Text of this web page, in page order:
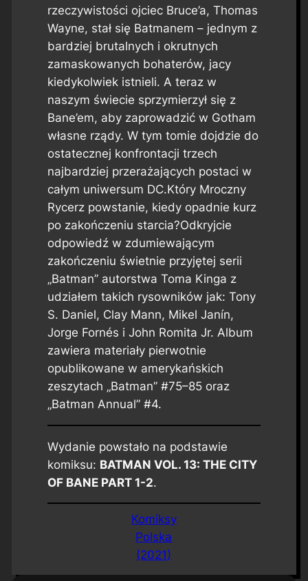
rzeczywistości ojciec Bruce’a, Thomas
Wayne, stał się Batmanem – jednym z
bardziej brutalnych i okrutnych
zamaskowanych bohaterów, jacy
kiedykolwiek istnieli. A teraz w
naszym świecie sprzymierzył się z
Bane’em, aby zaprowadzić w Gotham
własne rządy. W tym tomie dojdzie do
ostatecznej konfrontacji trzech
najbardziej przerażających postaci w
całym uniwersum DC.Który Mroczny
Rycerz powstanie, kiedy opadnie kurz
po zakończeniu starcia?Odkryjcie
odpowiedź w zdumiewającym
zakończeniu świetnie przyjętej serii
„Batman” autorstwa Toma Kinga z
udziałem takich rysowników jak: Tony
S. Daniel, Clay Mann, Mikel Janín,
Jorge Fornés i John Romita Jr. Album
zawiera materiały pierwotnie
opublikowane w amerykańskich
zeszytach „Batman” #75–85 oraz
„Batman Annual” #4.
Wydanie powstało na podstawie
komiksu: BATMAN VOL. 13: THE CITY
OF BANE PART 1-2.
Komiksy
Polska
(2021)